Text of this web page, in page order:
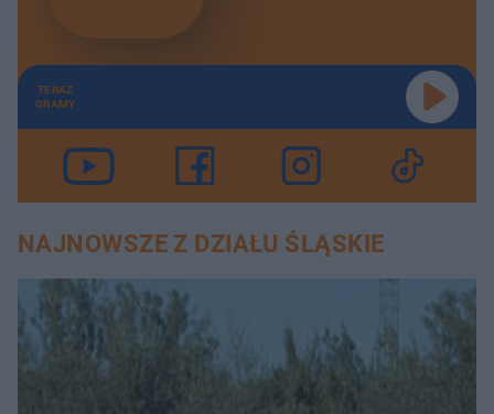
TERAZ
GRAMY
NAJNOWSZE Z DZIAŁU ŚLĄSKIE